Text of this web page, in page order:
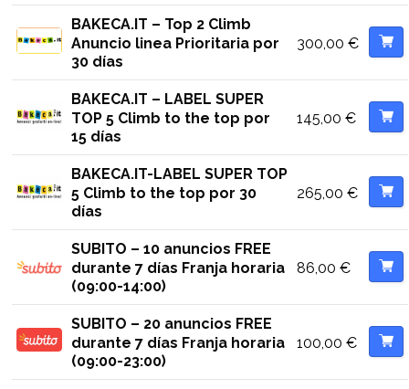
BAKECA.IT – Top 2 Climb
Anuncio linea Prioritaria por
30 días
300,00 €
BAKECA.IT – LABEL SUPER
TOP 5 Climb to the top por
15 días
145,00 €
BAKECA.IT-LABEL SUPER TOP
5 Climb to the top por 30
días
265,00 €
SUBITO – 10 anuncios FREE
durante 7 días Franja horaria
(09:00-14:00)
86,00 €
SUBITO – 20 anuncios FREE
durante 7 días Franja horaria
(09:00-23:00)
100,00 €